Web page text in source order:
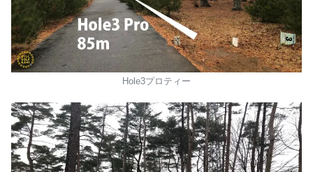
Hole3プロティー